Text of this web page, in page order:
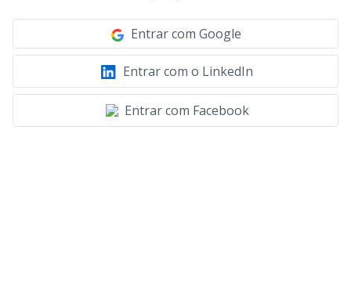
Entrar com Google
Entrar com o LinkedIn
Entrar com Facebook